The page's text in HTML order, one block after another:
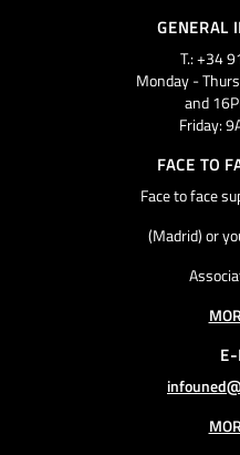
GENERAL
T.: +34
Monday -
and
Friday:
FACE TO
Face to face
(Madrid) or